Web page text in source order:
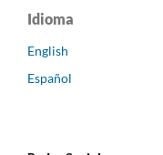
Idioma
English
Español